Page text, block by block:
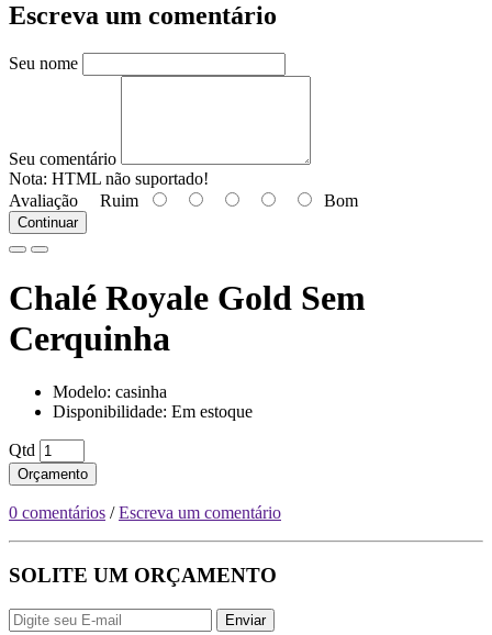
Escreva um comentário
Seu nome
Seu comentário
Nota: HTML não suportado!
Avaliação Ruim Bom
Continuar
Chalé Royale Gold Sem
Cerquinha
Modelo: casinha
Disponibilidade: Em estoque
Qtd
Orçamento
0 comentários /Escreva um comentário
SOLITE UM ORÇAMENTO
Enviar